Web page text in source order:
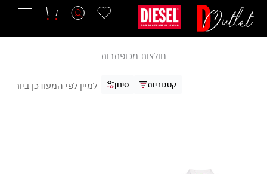
לתוכן
חולצות מכופתרות
סינון קטגוריות